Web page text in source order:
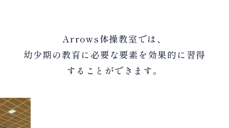
Arrows体操教室では、
幼少期の教育に必要な要素を効果的に習得
することができます。